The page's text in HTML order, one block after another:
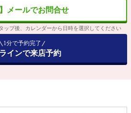
】メールでお問合せ
ップ後、カレンダーから日時を選択してください
1分で予約完了
インで来店予約